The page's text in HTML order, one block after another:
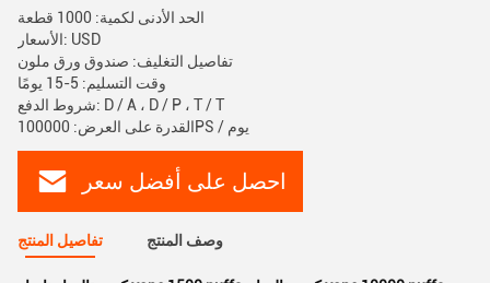
الحد الأدنى لكمية: 1000 قطعة
الأسعار: USD
تفاصيل التغليف: صندوق ورق ملون
وقت التسليم: 5-15 يومًا
شروط الدفع: D / A ، D / P ، T / T
القدرة على العرض: 100000PS / يوم
احصل على أفضل سعر
تفاصيل المنتج وصف المنتج